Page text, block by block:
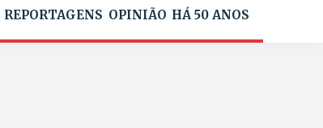
REPORTAGENS OPINIÃO HÁ 50 ANOS